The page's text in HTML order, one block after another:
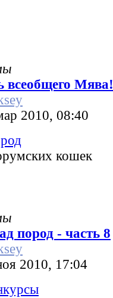
всеобщего Мява!
2010, 08:40
кошек
пород - часть 8
2010, 17:04